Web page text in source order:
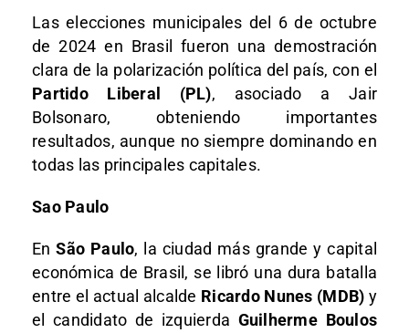
Las elecciones municipales del 6 de octubre
de 2024 en Brasil fueron una demostración
clara de la polarización política del país, con el
Partido Liberal (PL), asociado a Jair
Bolsonaro, obteniendo importantes
resultados, aunque no siempre dominando en
todas las principales capitales.
Sao Paulo
EnSão Paulo, la ciudad más grande y capital
económica de Brasil, se libró una dura batalla
entre el actual alcalde Ricardo Nunes (MDB) y
el candidato de izquierda Guilherme Boulos